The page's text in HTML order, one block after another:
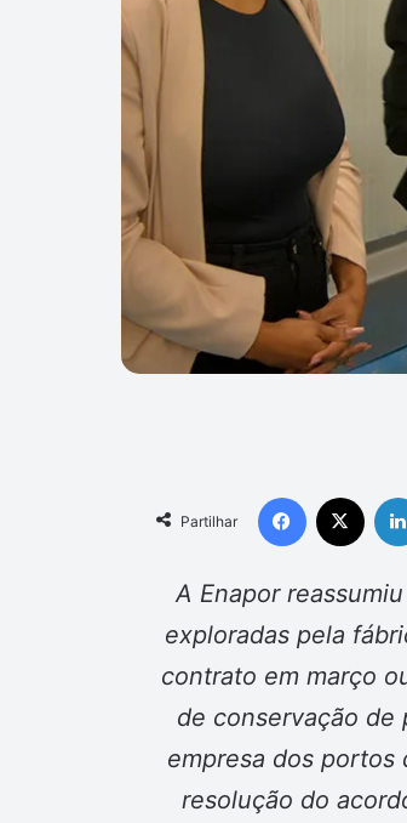
Partilhar
Facebook
A Enapor
exploradas pela
contrato em março
de conservação de
empresa dos portos
resolução do